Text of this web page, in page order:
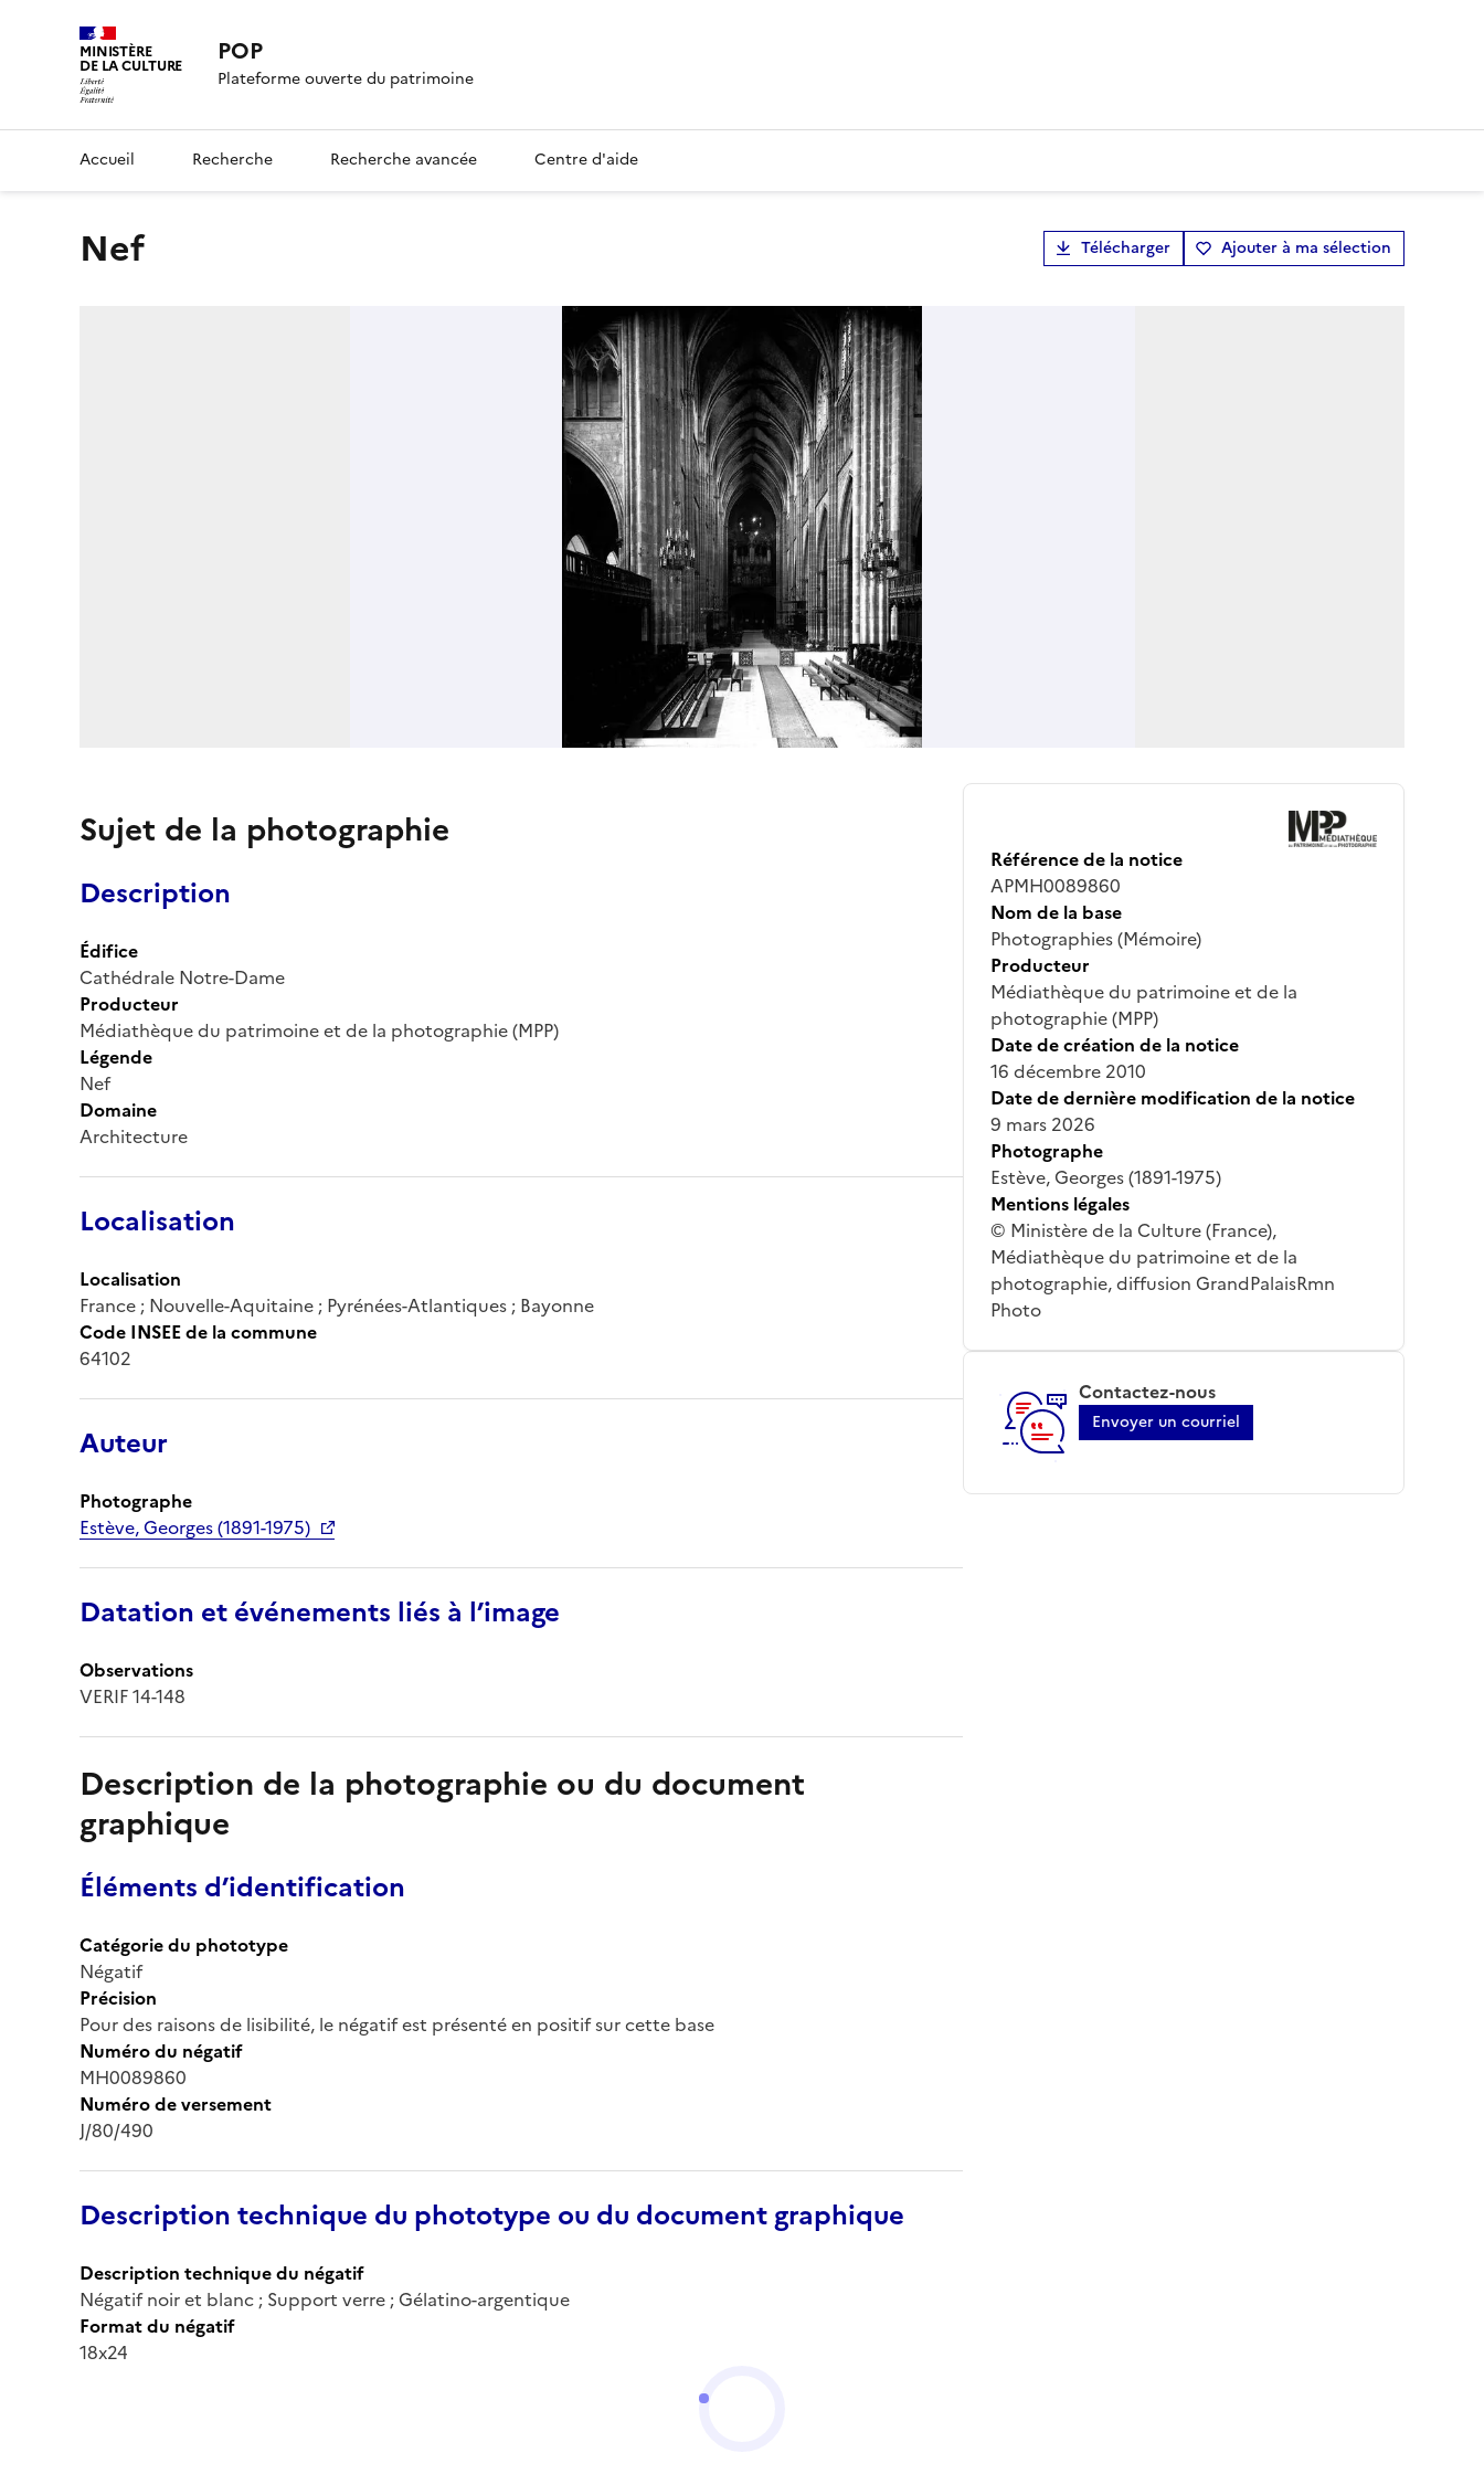
MINISTÈRE
DE LA CULTURE POP
Plateforme ouverte du patrimoine
Accueil Recherche Recherche avancée Centre d'aide
Nef Télécharger Ajouter à ma sélection
Sujet de la photographie
Description
Édifice
Cathédrale Notre-Dame
Producteur
Médiathèque du patrimoine et de la photographie (MPP)
Légende
Nef
Domaine
Architecture
Localisation
Localisation
France ; Nouvelle-Aquitaine ; Pyrénées-Atlantiques ; Bayonne
Code INSEE de la commune
64102
Auteur
Photographe
Estève, Georges (1891-1975)
Datation et événements liés à l’image
Observations
VERIF 14-148
Description de la photographie ou du document
graphique
Éléments d’identification
Catégorie du phototype
Négatif
Précision
Pour des raisons de lisibilité, le négatif est présenté en positif sur cette base
Numéro du négatif
MH0089860
Numéro de versement
J/80/490
Description technique du phototype ou du document graphique
Description technique du négatif
Négatif noir et blanc ; Support verre ; Gélatino-argentique
Format du négatif
18x24
Référence de la notice
APMH0089860
Nom de la base
Photographies (Mémoire)
Producteur
Médiathèque du patrimoine et de la
photographie (MPP)
Date de création de la notice
16 décembre 2010
Date de dernière modification de la notice
9 mars 2026
Photographe
Estève, Georges (1891-1975)
Mentions légales
© Ministère de la Culture (France),
Médiathèque du patrimoine et de la
photographie, diffusion GrandPalaisRmn
Photo
Contactez-nous
Envoyer un courriel